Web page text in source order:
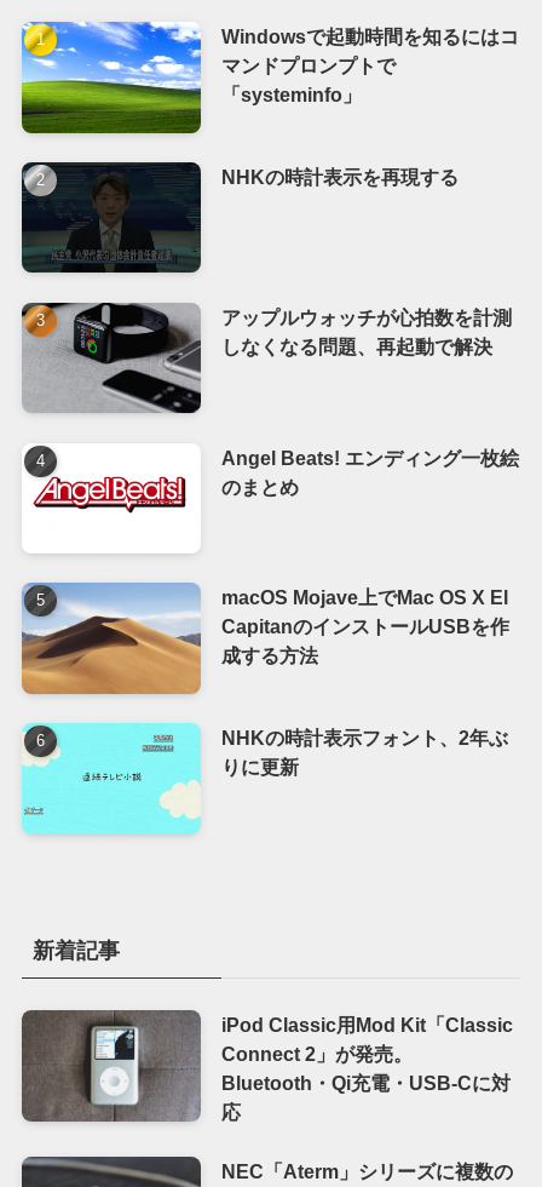
Windowsで起動時間を知るにはコ
マンドプロンプトで
「systeminfo」
NHKの時計表示を再現する
アップルウォッチが心拍数を計測
しなくなる問題、再起動で解決
Angel Beats! エンディング一枚絵
のまとめ
macOS Mojave上でMac OS X El
CapitanのインストールUSBを作
成する方法
NHKの時計表示フォント、2年ぶ
りに更新
新着記事
iPod Classic用Mod Kit「Classic
Connect 2」が発売。
Bluetooth・Qi充電・USB-Cに対
応
NEC「Aterm」シリーズに複数の